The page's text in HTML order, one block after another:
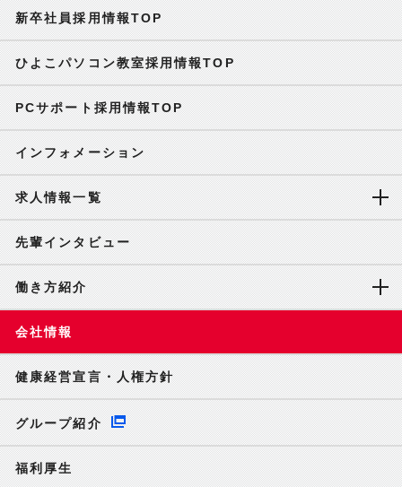
新卒社員採用情報TOP
ひよこパソコン教室採用情報TOP
PCサポート採用情報TOP
インフォメーション
求人情報一覧
先輩インタビュー
働き方紹介
会社情報
健康経営宣言・人権方針
グループ紹介
福利厚生